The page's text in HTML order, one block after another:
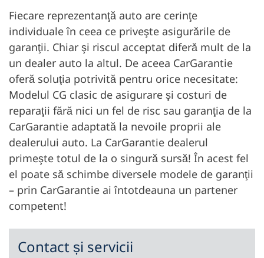
Fiecare reprezentanţă auto are cerinţe
individuale în ceea ce priveşte asigurările de
garanţii. Chiar şi riscul acceptat diferă mult de la
un dealer auto la altul. De aceea CarGarantie
oferă soluţia potrivită pentru orice necesitate:
Modelul CG clasic de asigurare şi costuri de
reparaţii fără nici un fel de risc sau garanţia de la
CarGarantie adaptată la nevoile proprii ale
dealerului auto. La CarGarantie dealerul
primeşte totul de la o singură sursă! În acest fel
el poate să schimbe diversele modele de garanţii
– prin CarGarantie ai întotdeauna un partener
competent!
Contact și servicii